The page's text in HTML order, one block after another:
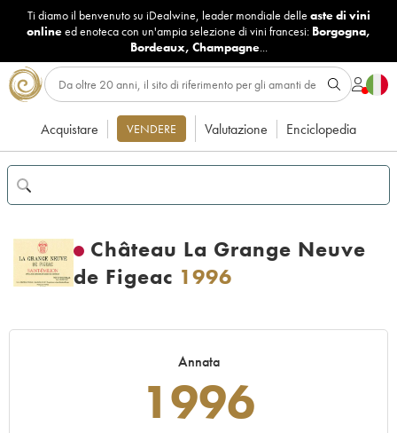
Ti diamo il benvenuto su iDealwine, leader mondiale delle aste di vini
onlineed enoteca con un'ampia selezione di vini francesi: Borgogna,
Bordeaux, Champagne...
Acquistare VENDERE Valutazione Enciclopedia
Château La Grange Neuve
de Figeac 1996
Annata
1996